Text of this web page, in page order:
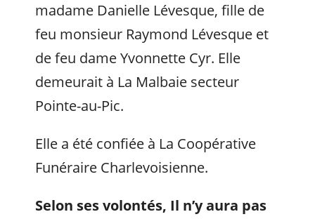
madame Danielle Lévesque, fille de
feu monsieur Raymond Lévesque et
de feu dame Yvonnette Cyr. Elle
demeurait à La Malbaie secteur
Pointe-au-Pic.
Elle a été confiée à La Coopérative
Funéraire Charlevoisienne.
Selon ses volontés, Il n’y aura pas